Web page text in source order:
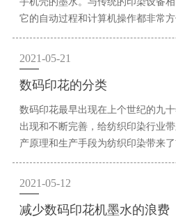
它的自动过程和计算机操作都非常方
2021-05-21
数码印花的分类
数码印花最早出现在上个世纪的九
出现和不断完善，给纺织印染行业
产原理和生产手段为纺织印染带来
2021-05-12
减少数码印花机墨水的浪费